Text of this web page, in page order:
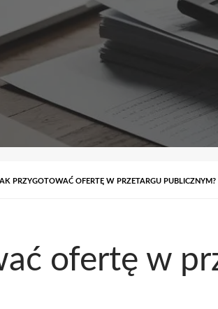
PRZYGOTOWAĆ OFERTĘ W PRZETARGU PUBLICZNYM?
ofertę w